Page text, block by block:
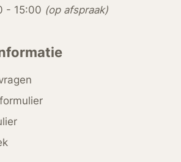
- 15:00 (op afspraak)